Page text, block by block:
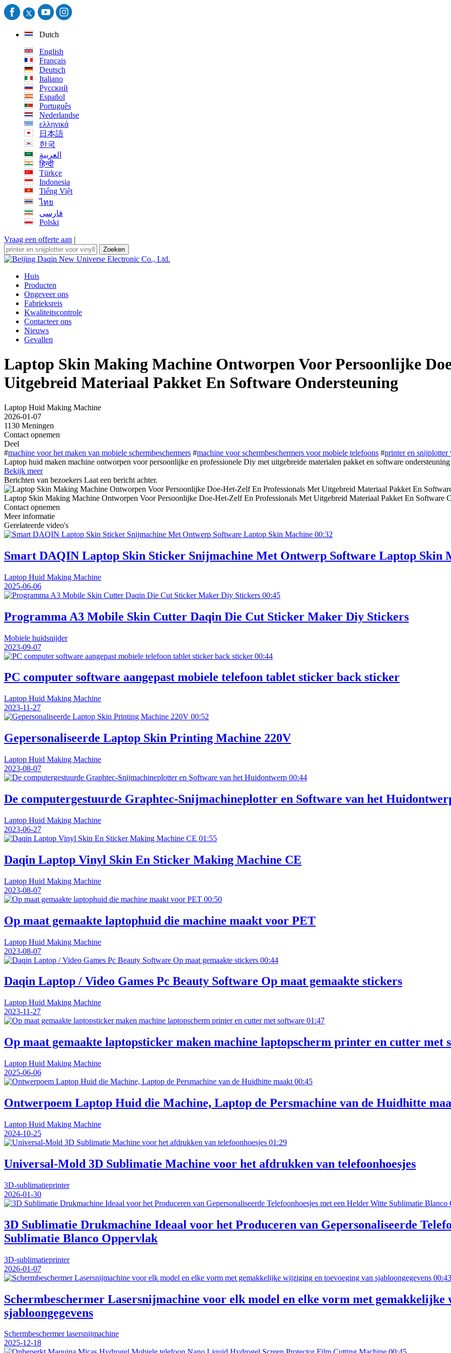
Dutch
English
Français
Deutsch
Italiano
Русский
Español
Português
Nederlandse
ελληνικά
日本語
한국
العربية
हिन्दी
Türkçe
Indonesia
Tiếng Việt
ไทย
فارسی
Polski
Vraag een offerte aan |
Zoeken
Huis
Producten
Ongeveer ons
Fabrieksreis
Kwaliteitscontrole
Contacteer ons
Nieuws
Gevallen
Laptop Skin Making Machine Ontworpen Voor Persoonlijke
Uitgebreid Materiaal Pakket En Software Ondersteuning
Laptop Huid Making Machine
2026-01-07
1130 Meningen
Contact opnemen
Deel
#machine voor het maken van mobiele schermbeschermers #machine voor schermbeschermers voor mobiele telefoons #printer en
Laptop huid maken machine ontworpen voor persoonlijke en professionele Diy met uitgebreide materialen pakket en software
Bekijk meer
Berichten van bezoekers Laat een bericht achter.
Laptop Skin Making Machine Ontworpen Voor Persoonlijke Doe-Het-Zelf En Professionals Met Uitgebreid Materiaal Pakket En Software
Contact opnemen
Meer informatie
Gerelateerde video's
00:32
Smart DAQIN Laptop Skin Sticker Snijmachine Met Ontwerp Software Laptop Skin
Laptop Huid Making Machine
2025-06-06
00:45
Programma A3 Mobile Skin Cutter Daqin Die Cut Sticker Maker Diy Stickers
Mobiele huidsnijder
2023-09-07
00:44
PC computer software aangepast mobiele telefoon tablet sticker back sticker
Laptop Huid Making Machine
2023-11-27
00:52
Gepersonaliseerde Laptop Skin Printing Machine 220V
Laptop Huid Making Machine
2023-08-07
00:44
De computergestuurde Graphtec-Snijmachineplotter en Software van het
Laptop Huid Making Machine
2023-06-27
01:55
Daqin Laptop Vinyl Skin En Sticker Making Machine CE
Laptop Huid Making Machine
2023-08-07
00:50
Op maat gemaakte laptophuid die machine maakt voor PET
Laptop Huid Making Machine
2023-08-07
00:44
Daqin Laptop / Video Games Pc Beauty Software Op maat gemaakte stickers
Laptop Huid Making Machine
2023-11-27
01:47
Op maat gemaakte laptopsticker maken machine laptopscherm printer en cutter met
Laptop Huid Making Machine
2025-06-06
00:45
Ontwerpoem Laptop Huid die Machine, Laptop de Persmachine van de Huidhitte
Laptop Huid Making Machine
2024-10-25
01:29
Universal-Mold 3D Sublimatie Machine voor het afdrukken van telefoonhoesjes
3D-sublimatieprinter
2026-01-30
3D Sublimatie Drukmachine Ideaal voor het Produceren van Gepersonaliseerde
Sublimatie Blanco Oppervlak
3D-sublimatieprinter
2026-01-07
00:43
Schermbeschermer Lasersnijmachine voor elk model en elke vorm met gemakkelijke
sjabloongegevens
Schermbeschermer lasersnijmachine
2025-12-18